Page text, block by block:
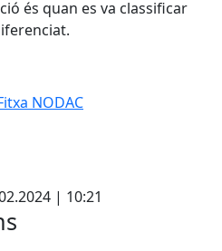
és quan es va classificar
NODAC
| 10:21